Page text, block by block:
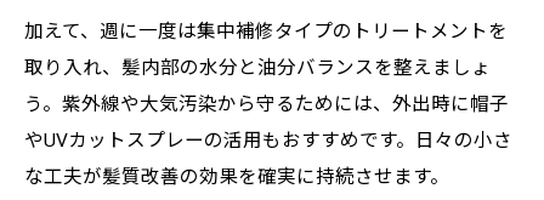
美髪を守る髪質改善の習慣リスト
美容師視点から見るマイクロケアの重要性
美容師が語る髪質改善とマイクロケア
髪質改善後の接し方とマナーの極意
美容師が推奨する髪質改善の心得
加えて、週に一度は集中補修タイプのトリートメントを
取り入れ、髪内部の水分と油分バランスを整えましょ
う。紫外線や大気汚染から守るためには、外出時に帽子
やUVカットスプレーの活用もおすすめです。日々の小さ
な工夫が髪質改善の効果を確実に持続させます。